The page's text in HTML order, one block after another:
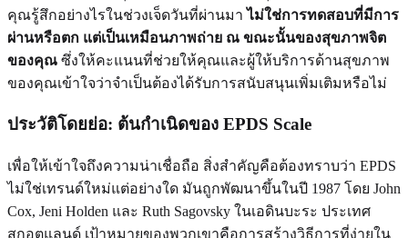
คุณรู้สึกอย่างไรในช่วงเจ็ดวันที่ผ่านมาไม่ใช่การทดสอบที่มีการ
ผ่านหรือตก แต่เป็นเหมือนภาพถ่าย ณ ขณะนั้นของสุขภาพจิต
ของคุณ ซึ่งให้คะแนนที่ช่วยให้คุณและผู้ให้บริการด้านสุขภาพ
ของคุณเข้าใจว่าจำเป็นต้องได้รับการสนับสนุนเพิ่มเติมหรือไม่
ประวัติโดยย่อ: ต้นกำเนิดของ EPDS Scale
เพื่อให้เข้าใจถึงความน่าเชื่อถือ สิ่งสำคัญคือต้องทราบว่า EPDS
ไม่ใช่เทรนด์ใหม่แต่อย่างใด มันถูกพัฒนาขึ้นในปี 1987 โดย John
Cox, Jeni Holden และ Ruth Sagovsky ในเอดินบะระ ประเทศ
สกอตแลนด์ เป้าหมายของพวกเขาคือการสร้างวิธีการที่ง่ายใน